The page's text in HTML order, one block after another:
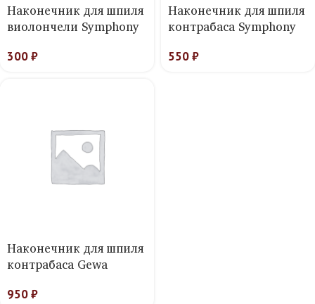
Наконечник для шпиля
виолончели Symphony
300₽
Наконечник для шпиля
контрабаса Symphony
550₽
Наконечник для шпиля
контрабаса Gewa
950₽